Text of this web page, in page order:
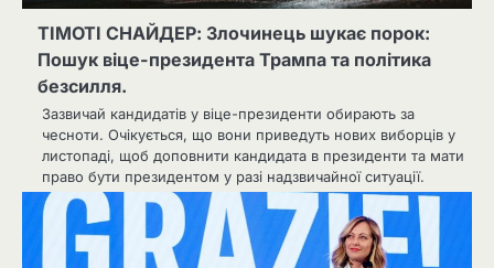
ТІМОТІ СНАЙДЕР: Злочинець шукає порок:
Пошук віце-президента Трампа та політика
безсилля.
Зазвичай кандидатів у віце-президенти обирають за
чесноти. Очікується, що вони приведуть нових виборців у
листопаді, щоб доповнити кандидата в президенти та мати
право бути президентом у разі надзвичайної ситуації.